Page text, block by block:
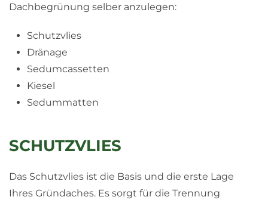
Dachbegrünung selber anzulegen:
Schutzvlies
Dränage
Sedumcassetten
Kiesel
Sedummatten
SCHUTZVLIES
Das Schutzvlies ist die Basis und die erste Lage
Ihres Gründaches. Es sorgt für die Trennung